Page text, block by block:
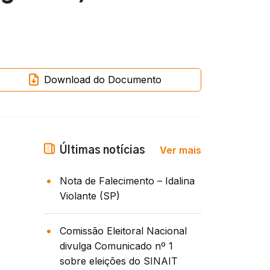
Download do Documento
Últimas notícias Ver mais
Nota de Falecimento – Idalina
Violante (SP)
Comissão Eleitoral Nacional
divulga Comunicado nº 1
sobre eleições do SINAIT